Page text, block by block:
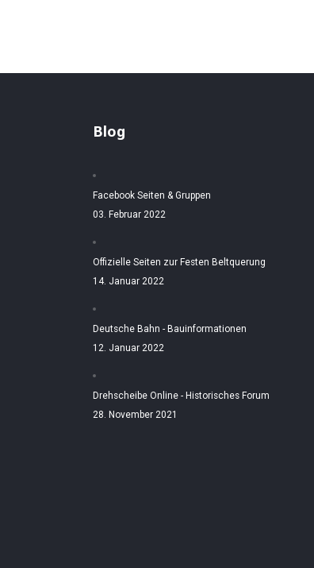
Blog
Facebook Seiten & Gruppen
03. Februar 2022
Offizielle Seiten zur Festen Beltquerung
14. Januar 2022
Deutsche Bahn - Bauinformationen
12. Januar 2022
Drehscheibe Online - Historisches Forum
28. November 2021